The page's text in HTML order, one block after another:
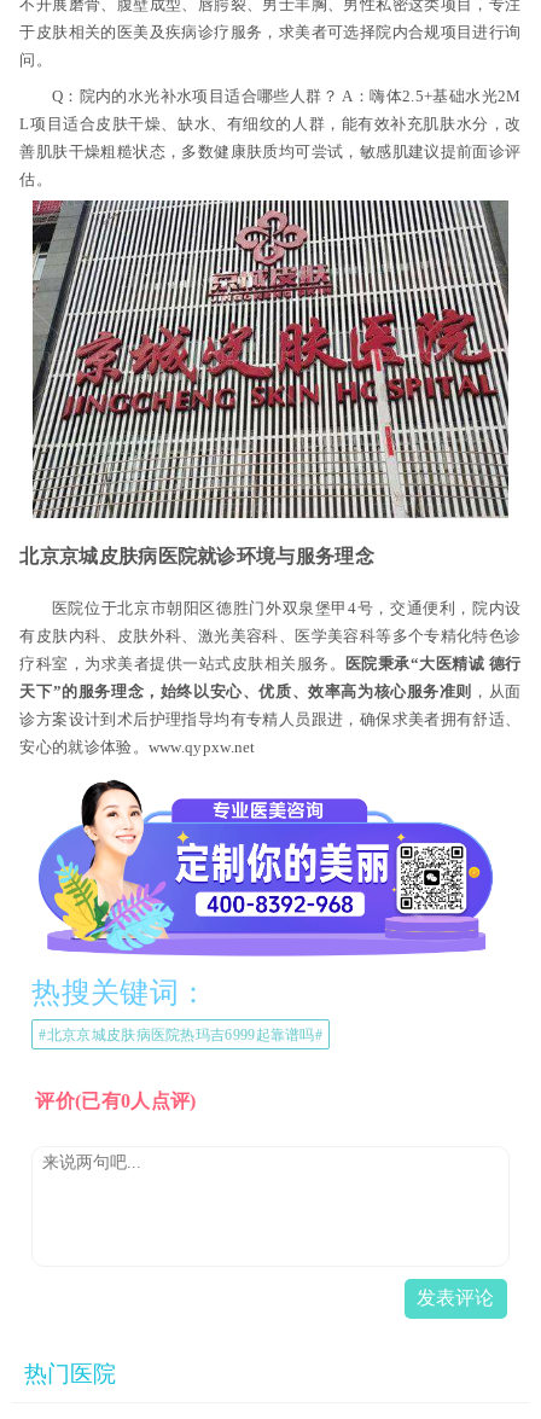
不开展磨骨、腹壁成型、唇腭裂、男士丰胸、男性私密这类项目，专注
于皮肤相关的医美及疾病诊疗服务，求美者可选择院内合规项目进行询
问。
Q：院内的水光补水项目适合哪些人群？ A：嗨体2.5+基础水光2M
L项目适合皮肤干燥、缺水、有细纹的人群，能有效补充肌肤水分，改
善肌肤干燥粗糙状态，多数健康肤质均可尝试，敏感肌建议提前面诊评
估。
北京京城皮肤病医院就诊环境与服务理念
医院位于北京市朝阳区德胜门外双泉堡甲4号，交通便利，院内设
有皮肤内科、皮肤外科、激光美容科、医学美容科等多个专精化特色诊
疗科室，为求美者提供一站式皮肤相关服务。
医院秉承“大医精诚 德行
天下”的服务理念，始终以安心、优质、效率高为核心服务准则
，从面
诊方案设计到术后护理指导均有专精人员跟进，确保求美者拥有舒适、
安心的就诊体验。www.qypxw.net
热搜关键词：
#北京京城皮肤病医院热玛吉6999起靠谱吗#
评价(已有0人点评)
发表评论
热门医院